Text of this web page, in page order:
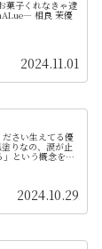
菓子くれなきゃ逮
相良 茉優
2024.11.01
さい生えてる優
りなの、涙が止
という概念をネ
2024.10.29